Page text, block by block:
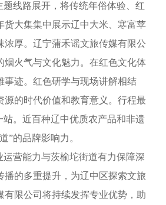
线路展开，将传统年俗体验、红
大集集中展示辽中大米、寒富苹
厚。辽宁蒲禾谣文旅传媒有限公
火气与文化魅力。在红色文化体
事迹。红色研学与现场讲解相结
的时代价值和教育意义。行程最
。近百种辽中优质农产品和非遗
”的品牌影响力。
营能力与茨榆坨街道有力保障深
的多重提升，为辽中区探索文旅
限公司将持续发挥专业优势，助